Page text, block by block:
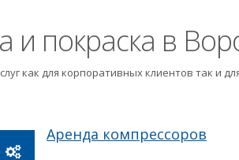
и покраска в
как для корпоративных клиентов так и
Аренда компрессоров